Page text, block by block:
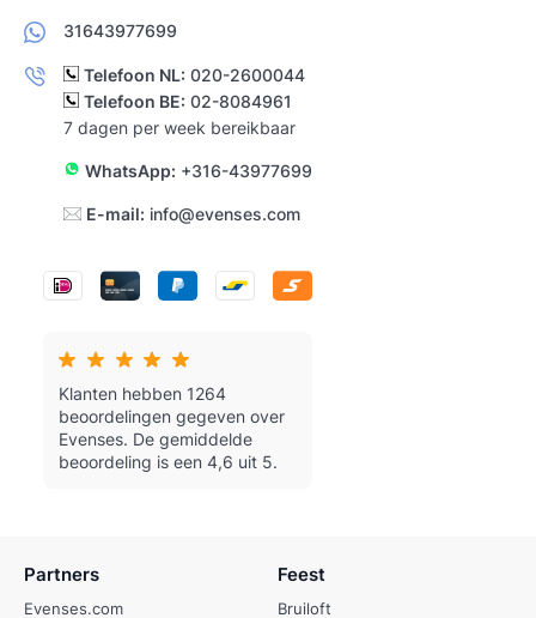
31643977699
Telefoon NL: 020-2600044
Telefoon BE: 02-8084961
7 dagen per week bereikbaar
WhatsApp: +316-43977699
E-mail: info@evenses.com
Klanten hebben 1264
beoordelingen gegeven over
Evenses. De gemiddelde
beoordeling is een 4,6 uit 5.
Partners
Evenses.com
Feest
Bruiloft